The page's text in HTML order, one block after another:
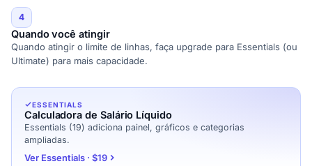
4
Quando você atingir
Quando atingir o limite de linhas, faça upgrade para Essentials (ou
Ultimate) para mais capacidade.
ESSENTIALS
Calculadora de Salário Líquido
Essentials (19) adiciona painel, gráficos e categorias
ampliadas.
Ver Essentials · $19